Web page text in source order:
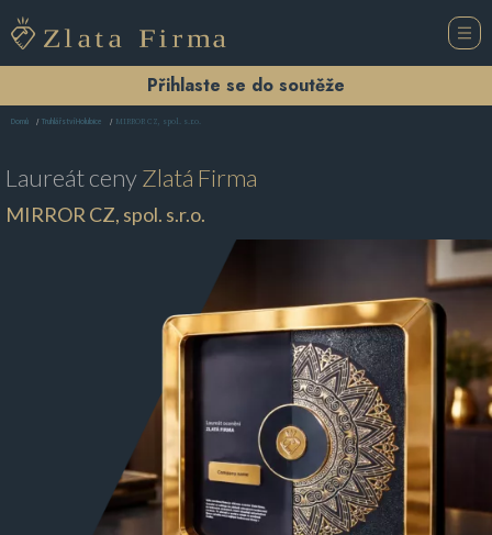
Přihlaste se do soutěže
Domů Truhlářství Holubice MIRROR CZ, spol. s.r.o.
Laureát cenyZlatá Firma
MIRROR CZ, spol. s.r.o.